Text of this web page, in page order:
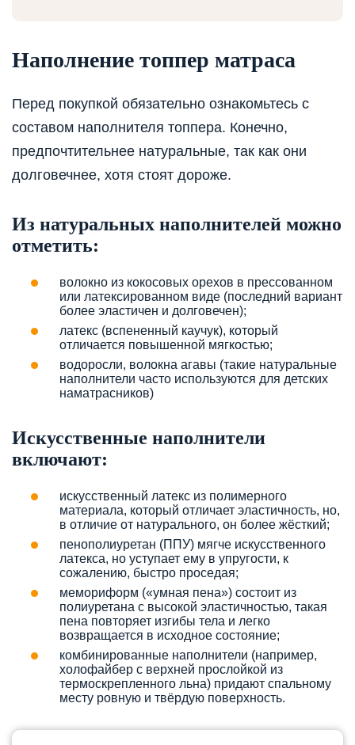
Наполнение топпер матраса
Перед покупкой обязательно ознакомьтесь с
составом наполнителя топпера. Конечно,
предпочтительнее натуральные, так как они
долговечнее, хотя стоят дороже.
Из натуральных наполнителей можно
отметить:
волокно из кокосовых орехов в прессованном
или латексированном виде (последний вариант
более эластичен и долговечен);
латекс (вспененный каучук), который
отличается повышенной мягкостью;
водоросли, волокна агавы (такие натуральные
наполнители часто используются для детских
наматрасников)
Искусственные наполнители
включают:
искусственный латекс из полимерного
материала, который отличает эластичность, но,
в отличие от натурального, он более жёсткий;
пенополиуретан (ППУ) мягче искусственного
латекса, но уступает ему в упругости, к
сожалению, быстро проседая;
мемориформ («умная пена») состоит из
полиуретана с высокой эластичностью, такая
пена повторяет изгибы тела и легко
возвращается в исходное состояние;
комбинированные наполнители (например,
холофайбер с верхней прослойкой из
термоскрепленного льна) придают спальному
месту ровную и твёрдую поверхность.